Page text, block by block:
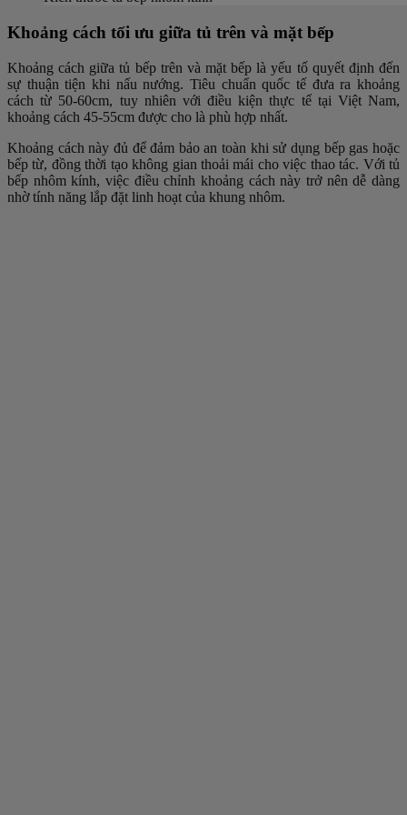
Khoảng cách tối ưu giữa tủ trên và mặt bếp
Khoảng cách giữa tủ bếp trên và mặt bếp là yếu tố quyết định đến
sự thuận tiện khi nấu nướng. Tiêu chuẩn quốc tế đưa ra khoảng
cách từ 50-60cm, tuy nhiên với điều kiện thực tế tại Việt Nam,
khoảng cách 45-55cm được cho là phù hợp nhất.
Khoảng cách này đủ để đảm bảo an toàn khi sử dụng bếp gas hoặc
bếp từ, đồng thời tạo không gian thoải mái cho việc thao tác. Với tủ
bếp nhôm kính, việc điều chỉnh khoảng cách này trở nên dễ dàng
nhờ tính năng lắp đặt linh hoạt của khung nhôm.